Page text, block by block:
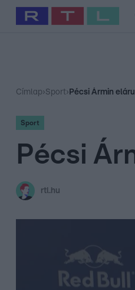
Babits Marcella Szellő
Címlap›Sport› Pécsi Ármin
Sport
Pécsi
rtl.hu